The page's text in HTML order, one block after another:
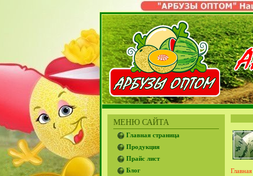
МЕНЮ САЙТА
Главная страница
Продукция
Прайс лист
Блог
Главная